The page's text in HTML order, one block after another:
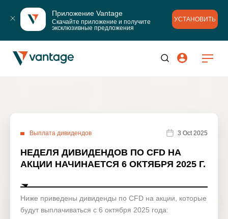
Приложение Vantage
Скачайте приложение и получите
эксклюзивные предложения
УСТАНОВИТЬ
Выплата дивидендов 3 Oct 2025
НЕДЕЛЯ ДИВИДЕНДОВ ПО CFD НА
АКЦИИ НАЧИНАЕТСЯ 6 ОКТЯБРЯ 2025 Г.
Ниже приведены дивиденды по CFD на акции, которые
будут выплачиваться с 6 октября 2025 года: